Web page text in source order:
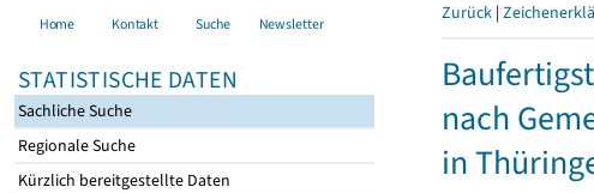
Home Kontakt Suche Newsletter
STATISTISCHE DATEN
Sachliche Suche
Regionale Suche
Kürzlich bereitgestellte Daten
Zurück |
nach
in